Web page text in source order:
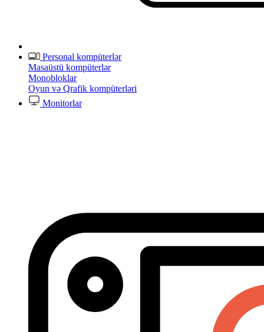
Personal kompüterlər
Masaüstü kompüterlər
Monobloklar
Oyun və Qrafik kompüterləri
Monitorlar